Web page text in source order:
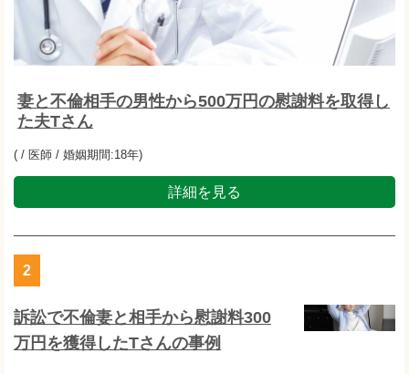
妻と不倫相手の男性から500万円の慰謝料を取得し
た夫Tさん
( / 医師 / 婚姻期間:18年)
詳細を見る
2
訴訟で不倫妻と相手から慰謝料300
万円を獲得したTさんの事例